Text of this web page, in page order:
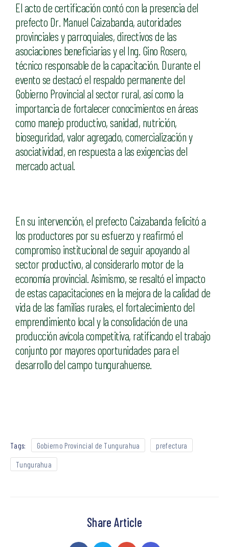
El acto de certificación contó con la presencia del
prefecto Dr. Manuel Caizabanda, autoridades
provinciales y parroquiales, directivos de las
asociaciones beneficiarias y el Ing. Gino Rosero,
técnico responsable de la capacitación. Durante el
evento se destacó el respaldo permanente del
Gobierno Provincial al sector rural, así como la
importancia de fortalecer conocimientos en áreas
como manejo productivo, sanidad, nutrición,
bioseguridad, valor agregado, comercialización y
asociatividad, en respuesta a las exigencias del
mercado actual.
En su intervención, el prefecto Caizabanda felicitó a
los productores por su esfuerzo y reafirmó el
compromiso institucional de seguir apoyando al
sector productivo, al considerarlo motor de la
economía provincial. Asimismo, se resaltó el impacto
de estas capacitaciones en la mejora de la calidad de
vida de las familias rurales, el fortalecimiento del
emprendimiento local y la consolidación de una
producción avícola competitiva, ratificando el trabajo
conjunto por mayores oportunidades para el
desarrollo del campo tungurahuense.
Tags: Gobierno Provincial de Tungurahua prefectura
Tungurahua
Share Article